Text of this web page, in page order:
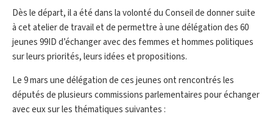
Dès le départ, il a été dans la volonté du Conseil de donner suite
à cet atelier de travail et de permettre à une délégation des 60
jeunes 99ID d’échanger avec des femmes et hommes politiques
sur leurs priorités, leurs idées et propositions.
Le 9 mars une délégation de ces jeunes ont rencontrés les
députés de plusieurs commissions parlementaires pour échanger
avec eux sur les thématiques suivantes :